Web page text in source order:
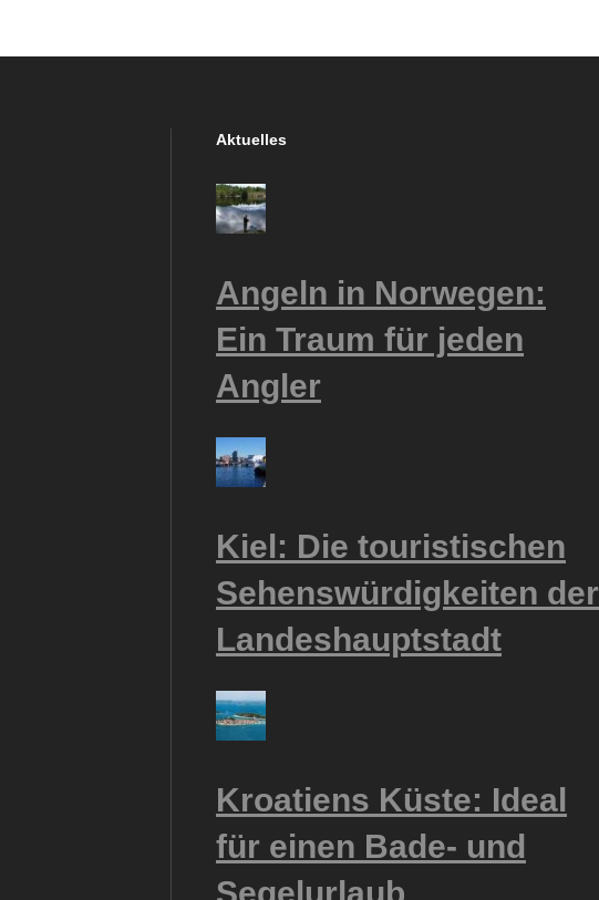
Aktuelles
Angeln in Norwegen:
Ein Traum für jeden
Angler
Kiel: Die touristischen
Sehenswürdigkeiten der
Landeshauptstadt
Kroatiens Küste: Ideal
für einen Bade- und